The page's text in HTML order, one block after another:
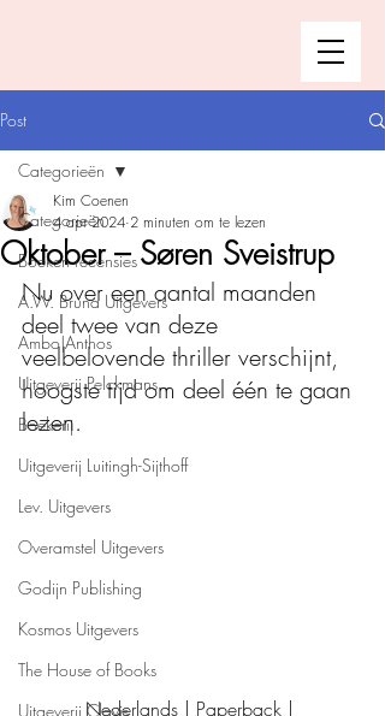
Post
Categorieën
Boeken recensies
A.W. Bruna Uitgevers
Ambo|Anthos
Uitgeverij Pelckmans
Boekerij
Uitgeverij Luitingh-Sijthoff
Lev. Uitgevers
Overamstel Uitgevers
Godijn Publishing
Kosmos Uitgevers
The House of Books
Uitgeverij Clavis
Categorieën
Oktober – Søren Sveistrup
Kim Coenen
4 apr 2024 2 minuten om te lezen
Nu over een aantal maanden
deel twee van deze
veelbelovende thriller verschijnt,
hoogste tijd om deel één te gaan
lezen.
Nederlands | Paperback |